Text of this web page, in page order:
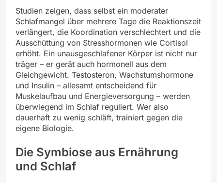
Studien zeigen, dass selbst ein moderater
Schlafmangel über mehrere Tage die Reaktionszeit
verlängert, die Koordination verschlechtert und die
Ausschüttung von Stresshormonen wie Cortisol
erhöht. Ein unausgeschlafener Körper ist nicht nur
träger – er gerät auch hormonell aus dem
Gleichgewicht. Testosteron, Wachstumshormone
und Insulin – allesamt entscheidend für
Muskelaufbau und Energieversorgung – werden
überwiegend im Schlaf reguliert. Wer also
dauerhaft zu wenig schläft, trainiert gegen die
eigene Biologie.
Die Symbiose aus Ernährung
und Schlaf